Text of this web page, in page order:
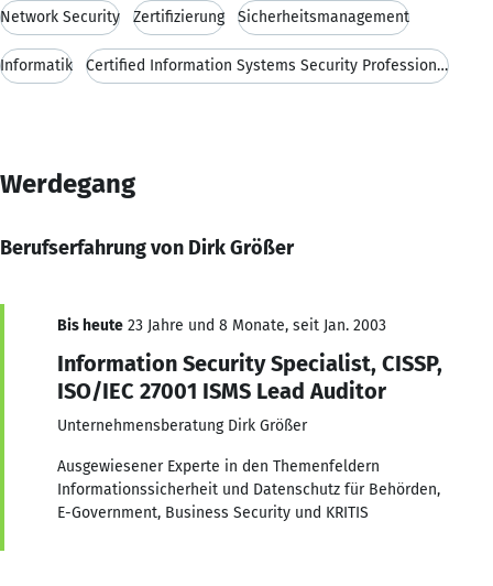
Network Security Zertifizierung Sicherheitsmanagement
Informatik Certified Information Systems Security Professional (CISSP)
Werdegang
Berufserfahrung von Dirk Größer
Bis heute 23 Jahre und 8 Monate, seit Jan. 2003
Information Security Specialist, CISSP,
ISO/IEC 27001 ISMS Lead Auditor
Unternehmensberatung Dirk Größer
Ausgewiesener Experte in den Themenfeldern
Informationssicherheit und Datenschutz für Behörden,
E-Government, Business Security und KRITIS